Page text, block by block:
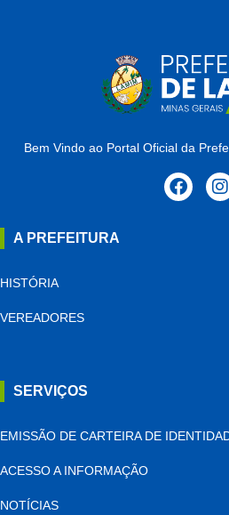
Bem Vindo ao Portal Oficial da
A PREFEITURA
HISTÓRIA
VEREADORES
SERVIÇOS
EMISSÃO DE CARTEIRA DE
ACESSO A INFORMAÇÃO
NOTÍCIAS